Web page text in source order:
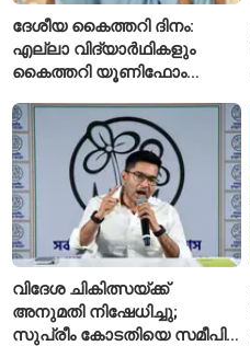
ദേശീയ കൈത്തറി ദിനം:
എല്ലാ വിദ്യാർഥികളും
കൈത്തറി യൂണിഫോം
സ്കൂൾ വേറിട്ട മാതൃക
വിദേശ ചികിത്സയ്ക്ക്
അനുമതി നിഷേധിച്ചു;
സുപ്രീം കോടതിയെ സമീപിച്ച്